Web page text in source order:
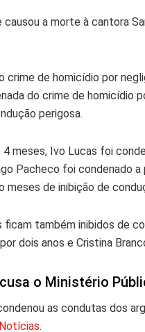
a morte à cantora
de homicídio por
do crime de homicídio
perigosa.
meses, Ivo Lucas foi
Pacheco foi condenado
meses de inibição de
ficam também inibidos de
dois anos e Cristina
o Ministério
as condutas dos
.